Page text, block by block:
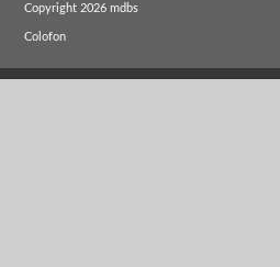
Copyright 2026 mdbs
Colofon